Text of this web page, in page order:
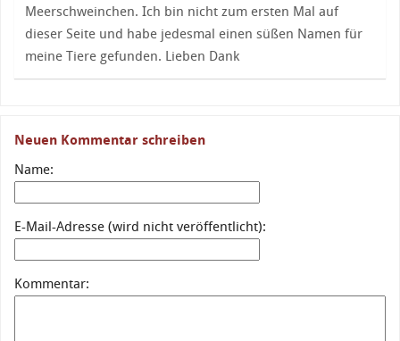
Meerschweinchen. Ich bin nicht zum ersten Mal auf
dieser Seite und habe jedesmal einen süßen Namen für
meine Tiere gefunden. Lieben Dank
Neuen Kommentar schreiben
Name:
E-Mail-Adresse (wird nicht veröffentlicht):
Kommentar: